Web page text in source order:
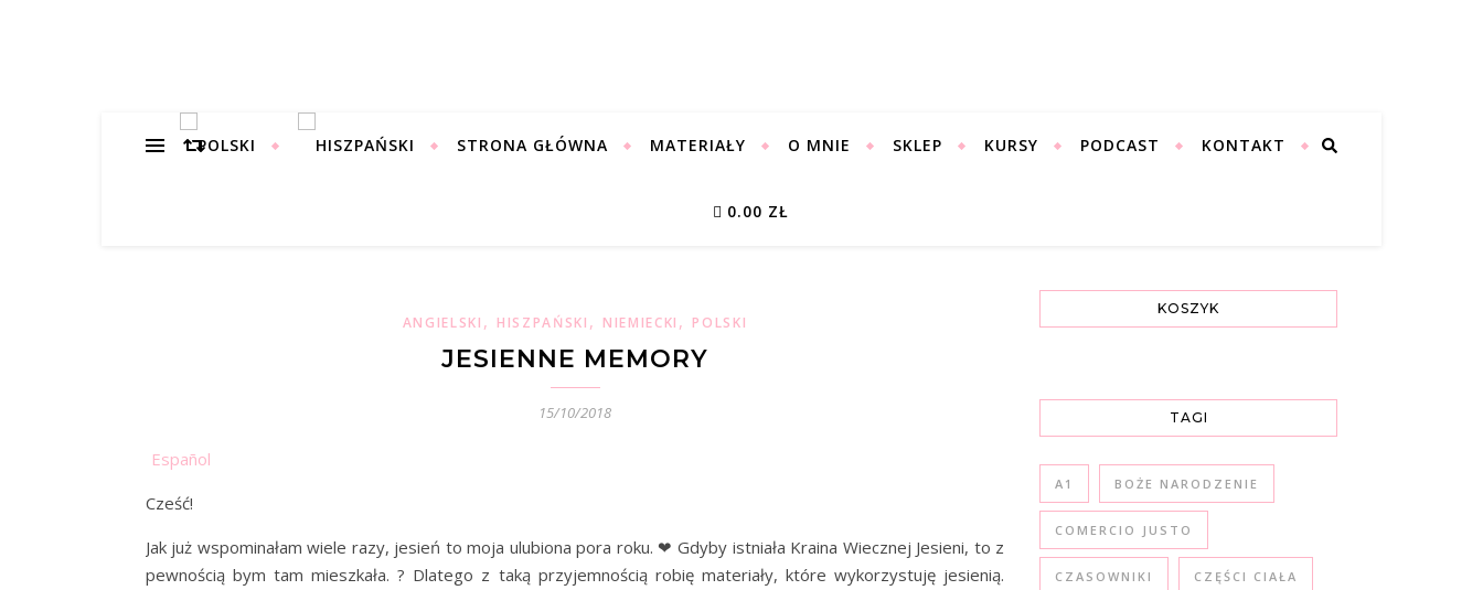
STRONA GŁÓWNA MATERIAŁY O MNIE SKLEP KURSY PODCAST KONTAKT
0.00 ZŁ
ANGIELSKI , HISZPAŃSKI , NIEMIECKI , POLSKI
JESIENNE MEMORY
15/10/2018
Español
Cześć!
Jak już wspominałam wiele razy, jesień to moja ulubiona pora roku. ❤ Gdyby istniała Kraina Wiecznej Jesieni, to z
pewnością bym tam mieszkała. ? Dlatego z taką przyjemnością robię materiały, które wykorzystuję jesienią.
KOSZYK
TAGI
A1 BOŻE NARODZENIE
COMERCIO JUSTO
CZASOWNIKI CZĘŚCI CIAŁA